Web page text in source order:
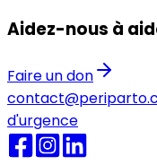
Aidez-nous à
Faire un don
d'urgence